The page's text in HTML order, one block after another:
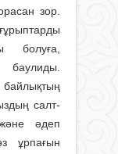
зор.
болуға,
баулиды.
салт-
әдеп
ұрпағын